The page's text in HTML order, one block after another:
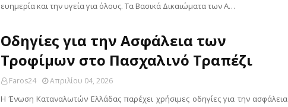
ευημερία και την υγεία για όλους. Τα Βασικά Δικαιώματα των Α…
Οδηγίες για την Ασφάλεια των
Τροφίμων στο Πασχαλινό Τραπέζι
Faros24 Απριλίου 04, 2026
Η Ένωση Καταναλωτών Ελλάδας παρέχει χρήσιμες οδηγίες για την ασφάλεια